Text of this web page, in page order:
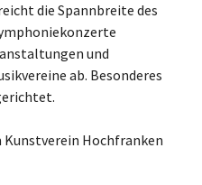
die Spannbreite des
und
ab. Besonderes
Kunstverein Hochfranken